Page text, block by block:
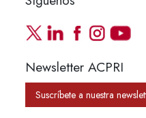
Newsletter ACPRI
Suscríbete a nuestra